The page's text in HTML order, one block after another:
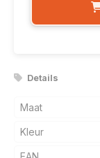
Details
Maat
Kleur